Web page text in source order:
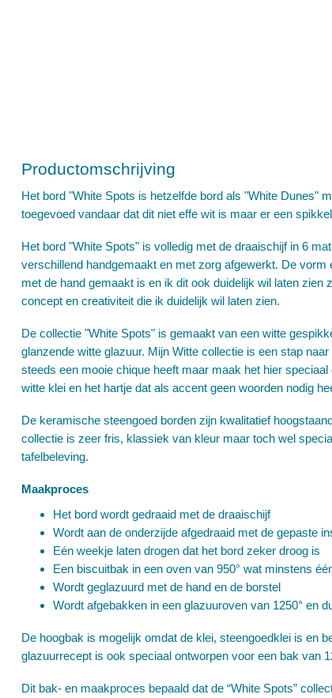
Productomschrijving
Het bord "White Spots is hetzelfde bord als "White Dunes"
toegevoed vandaar dat dit niet effe wit is maar er een
Het bord "White Spots" is volledig met de draaischijf in 6
verschillend handgemaakt en met zorg afgewerkt. De
met de hand gemaakt is en ik dit ook duidelijk wil laten zien
concept en creativiteit die ik duidelijk wil laten zien.
De collectie "White Spots" is gemaakt van een witte
glanzende witte glazuur. Mijn Witte collectie is een stap
steeds een mooie chique heeft maar maak het hier
witte klei en het hartje dat als accent geen woorden nodig
De keramische steengoed borden zijn kwalitatief
collectie is zeer fris, klassiek van kleur maar toch wel
tafelbeleving.
Maakproces
Het bord wordt gedraaid met de draaischijf
Wordt aan de onderzijde afgedraaid met de gepaste
Eén weekje laten drogen dat het bord zeker droog is
Een biscuitbak in een oven van 950° wat minstens
Wordt geglazuurd met de hand en de borstel
Wordt afgebakken in een glazuuroven van 1250° en
De hoogbak is mogelijk omdat de klei, steengoedklei is en
glazuurrecept is ook speciaal ontworpen voor een bak van
Dit bak- en maakproces bepaald dat de “White Spots”